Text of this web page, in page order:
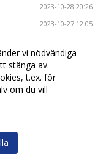
2023-10-28 20:26
2023-10-27 12:05
2023-10-25 09:50
2023-10-23 12:30
2023-10-21 21:30
vi nödvändiga
stänga av.
t.ex. för
om du vill